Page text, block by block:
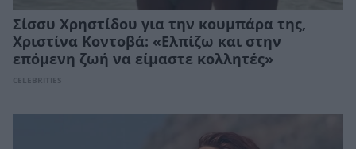
Σίσσυ Χρηστίδου για την κουμπάρα της,
Xριστίνα Κοντοβά: «Ελπίζω και στην
επόμενη ζωή να είμαστε κολλητές»
CELEBRITIES